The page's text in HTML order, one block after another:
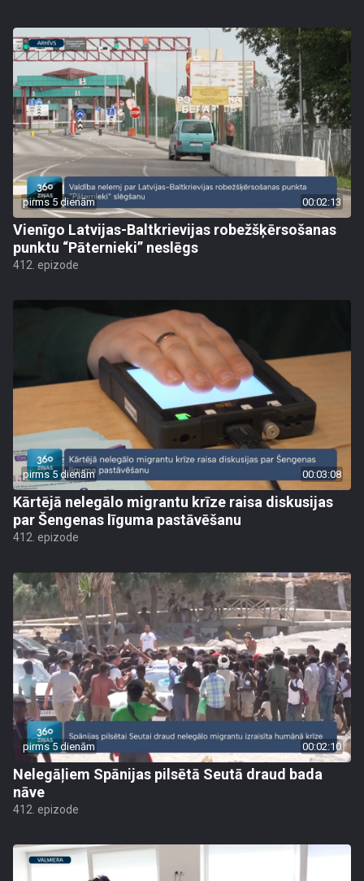
pirms 5 dienām 00:02:13
Vienīgo Latvijas-Baltkrievijas robežšķērsošanas
punktu “Pāternieki” neslēgs
412. epizode
pirms 5 dienām 00:03:08
Kārtējā nelegālo migrantu krīze raisa diskusijas
par Šengenas līguma pastāvēšanu
412. epizode
pirms 5 dienām 00:02:10
Nelegāļiem Spānijas pilsētā Seutā draud bada
nāve
412. epizode